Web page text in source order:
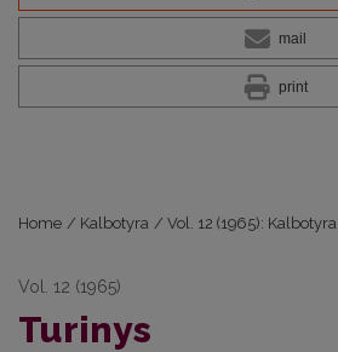
mail
print
Home / Kalbotyra / Vol. 12 (1965): Kalbotyra
Vol. 12 (1965)
Turinys